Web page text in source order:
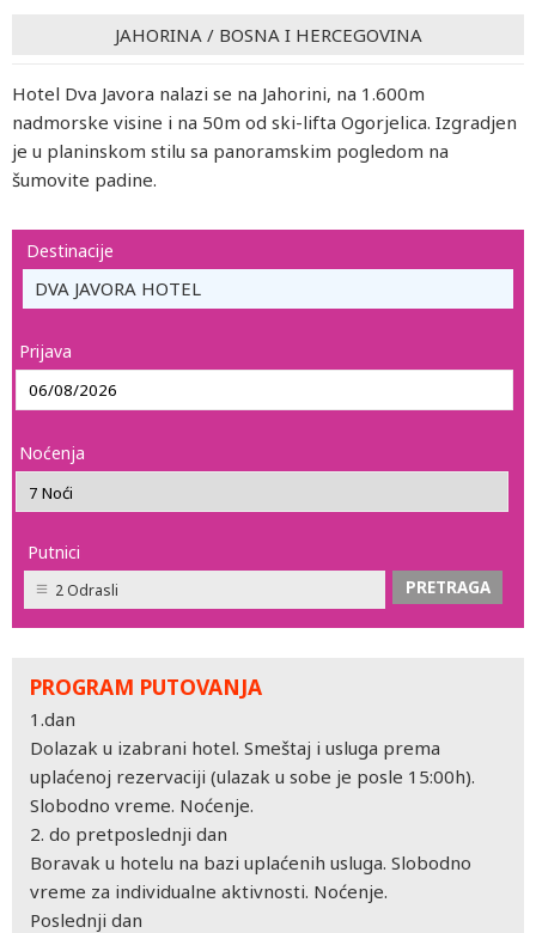
JAHORINA / BOSNA I HERCEGOVINA
Hotel Dva Javora nalazi se na Jahorini, na 1.600m
nadmorske visine i na 50m od ski-lifta Ogorjelica. Izgradjen
je u planinskom stilu sa panoramskim pogledom na
šumovite padine.
Destinacije
DVA JAVORA HOTEL
Prijava
Noćenja
Putnici
2 Odrasli
PROGRAM PUTOVANJA
1.dan
Dolazak u izabrani hotel. Smeštaj i usluga prema
uplaćenoj rezervaciji (ulazak u sobe je posle 15:00h).
Slobodno vreme. Noćenje.
2. do pretposlednji dan
Boravak u hotelu na bazi uplaćenih usluga. Slobodno
vreme za individualne aktivnosti. Noćenje.
Poslednji dan